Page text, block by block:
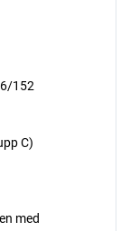
152
C)
med